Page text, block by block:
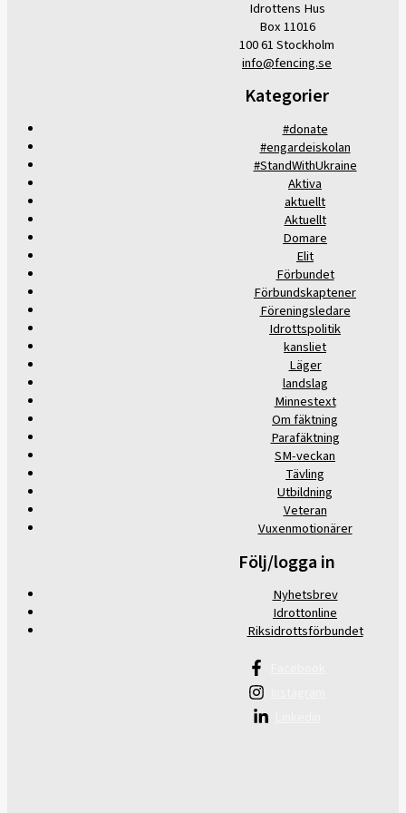
Idrottens Hus
Box 11016
100 61 Stockholm
info@fencing.se
Kategorier
#donate
#engardeiskolan
#StandWithUkraine
Aktiva
aktuellt
Aktuellt
Domare
Elit
Förbundet
Förbundskaptener
Föreningsledare
Idrottspolitik
kansliet
Läger
landslag
Minnestext
Om fäktning
Parafäktning
SM-veckan
Tävling
Utbildning
Veteran
Vuxenmotionärer
Följ/logga in
Nyhetsbrev
Idrottonline
Riksidrottsförbundet